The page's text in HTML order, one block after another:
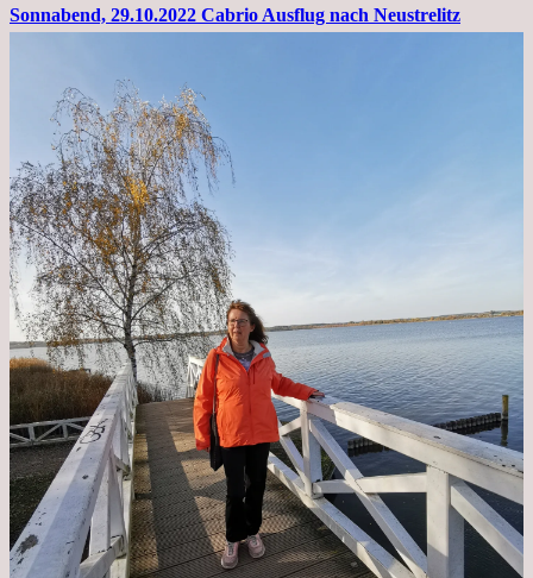
Sonnabend, 29.10.2022 Cabrio Ausflug nach Neustrelitz